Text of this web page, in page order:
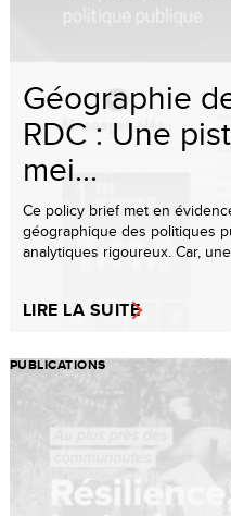
Géographie
RDC : Une
mei...
Ce policy brief met en
géographique des politiques
analytiques rigoureux. Car,
LIRE LA SUITE
PUBLICATIONS